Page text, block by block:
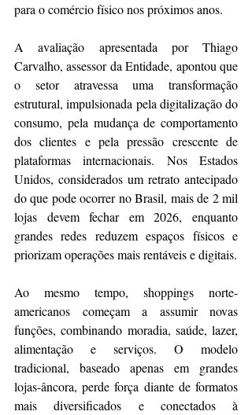
para o comércio físico nos próximos anos.
A avaliação apresentada por Thiago
Carvalho, assessor da Entidade, apontou que
o setor atravessa uma transformação
estrutural, impulsionada pela digitalização do
consumo, pela mudança de comportamento
dos clientes e pela pressão crescente de
plataformas internacionais. Nos Estados
Unidos, considerados um retrato antecipado
do que pode ocorrer no Brasil, mais de 2 mil
lojas devem fechar em 2026, enquanto
grandes redes reduzem espaços físicos e
priorizam operações mais rentáveis e digitais.
Ao mesmo tempo, shoppings norte-
americanos começam a assumir novas
funções, combinando moradia, saúde, lazer,
alimentação e serviços. O modelo
tradicional, baseado apenas em grandes
lojas-âncora, perde força diante de formatos
mais diversificados e conectados à